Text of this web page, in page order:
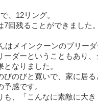
、12リング。
7回残ることができました。
はメインクーンのブリー
ーダーということもあり
なりました。
びのびと寛いで、家に居る
感です。
も、「こんなに素敵に大